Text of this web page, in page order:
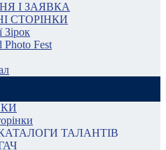
І ЗАЯВКА
СТОРІНКИ
Зірок
Photo Fest
ТАЛАНТІВ